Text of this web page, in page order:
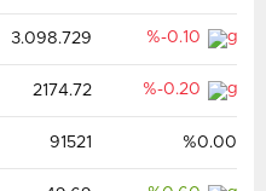
3.098.729 %-0.10
2174.72 %-0.20
91521 %0.00
17:00
BUGÜN